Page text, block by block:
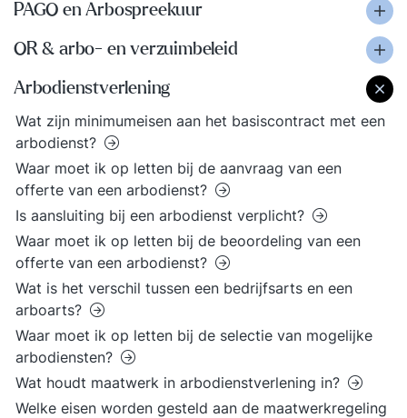
PAGO en Arbospreekuur
OR & arbo- en verzuimbeleid
Arbodienstverlening
Wat zijn minimumeisen aan het basiscontract met een
arbodienst?
Waar moet ik op letten bij de aanvraag van een
offerte van een arbodienst?
Is aansluiting bij een arbodienst verplicht?
Waar moet ik op letten bij de beoordeling van een
offerte van een arbodienst?
Wat is het verschil tussen een bedrijfsarts en een
arboarts?
Waar moet ik op letten bij de selectie van mogelijke
arbodiensten?
Wat houdt maatwerk in arbodienstverlening in?
Welke eisen worden gesteld aan de maatwerkregeling